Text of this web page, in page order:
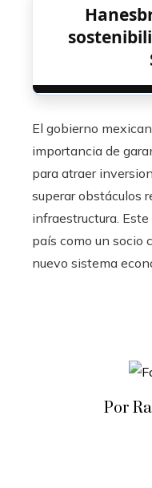
El gobierno
importancia de
para atraer
superar obstáculos
infraestructura.
país como un socio
nuevo sistema
Por